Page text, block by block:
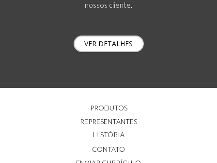
nossos cliente.
VER DETALHES
PRODUTOS
REPRESENTANTES
HISTÓRIA
CONTATO